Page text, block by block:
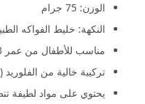
الوزن: 75 جرام
النكهة: خليط الفواكه
مناسب للأطفال من عمر 3 سنوات فأكثر
تركيبة خالية من
يحتوي على مواد لطيفة